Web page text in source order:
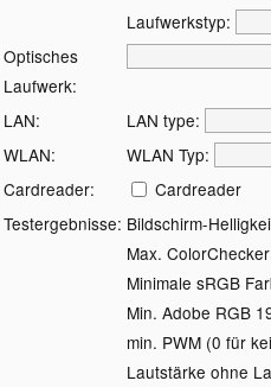
Laufwerkstyp:
Optisches
Laufwerk:
LAN:
LAN type:
WLAN:
WLAN Typ:
Cardreader:
Cardreader
Testergebnisse: Bildschirm-
Max.
Minimale sRGB
Min. Adobe RGB
min. PWM (0 für
Lautstärke ohne